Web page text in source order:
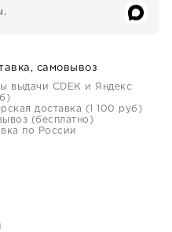
самовывоз
выдачи CDEK и Яндекс
доставка (1 100 руб)
(бесплатно)
по России